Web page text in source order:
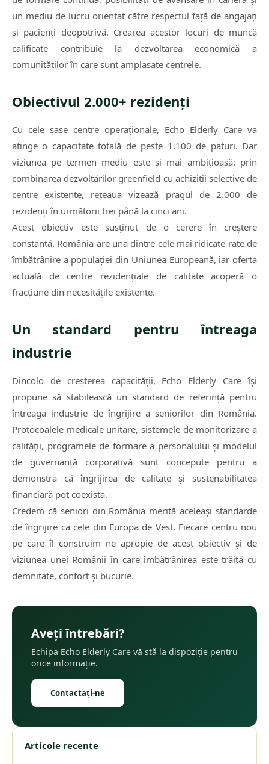
un mediu de lucru orientat către respectul față de angajați
și pacienți deopotrivă. Crearea acestor locuri de muncă
calificate contribuie la dezvoltarea economică a
comunităților în care sunt amplasate centrele.
Obiectivul 2.000+ rezidenți
Cu cele șase centre operaționale, Echo Elderly Care va
atinge o capacitate totală de peste 1.100 de paturi. Dar
viziunea pe termen mediu este și mai ambițioasă: prin
combinarea dezvoltărilor greenfield cu achiziții selective de
centre existente, rețeaua vizează pragul de 2.000 de
rezidenți în următorii trei până la cinci ani.
Acest obiectiv este susținut de o cerere în creștere
constantă. România are una dintre cele mai ridicate rate de
îmbătrânire a populației din Uniunea Europeană, iar oferta
actuală de centre rezidențiale de calitate acoperă o
fracțiune din necesitățile existente.
Un standard pentru întreaga
industrie
Dincolo de creșterea capacității, Echo Elderly Care își
propune să stabilească un standard de referință pentru
întreaga industrie de îngrijire a seniorilor din România.
Protocoalele medicale unitare, sistemele de monitorizare a
calității, programele de formare a personalului și modelul
de guvernanță corporativă sunt concepute pentru a
demonstra că îngrijirea de calitate și sustenabilitatea
financiară pot coexista.
Credem că seniori din România merită aceleași standarde
de îngrijire ca cele din Europa de Vest. Fiecare centru nou
pe care îl construim ne apropie de acest obiectiv și de
viziunea unei Românii în care îmbătrânirea este trăită cu
demnitate, confort și bucurie.
Aveți întrebări?
Echipa Echo Elderly Care vă stă la dispoziție pentru
orice informație.
Contactați-ne
Articole recente